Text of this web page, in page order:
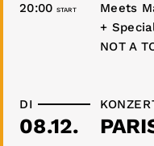
START
20:00
Meets
+
NOT A
DI
08.12.